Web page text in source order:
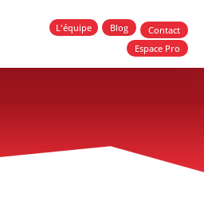
L'équipe Blog
Contact
Espace Pro